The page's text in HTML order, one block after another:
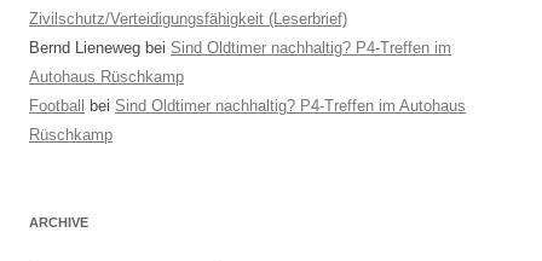
Zivilschutz/Verteidigungsfähigkeit (Leserbrief)
Bernd Lieneweg bei Sind Oldtimer nachhaltig? P4-Treffen im
Autohaus Rüschkamp
Football
bei Sind Oldtimer nachhaltig? P4-Treffen im Autohaus
Rüschkamp
ARCHIVE